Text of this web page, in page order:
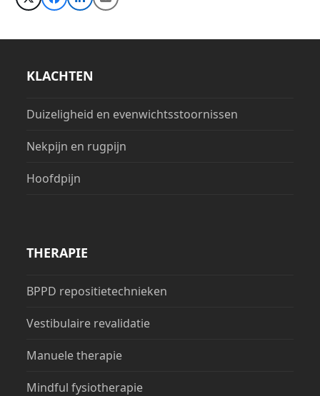
KLACHTEN
Duizeligheid en evenwichtsstoornissen
Nekpijn en rugpijn
Hoofdpijn
THERAPIE
BPPD repositietechnieken
Vestibulaire revalidatie
Manuele therapie
Mindful fysiotherapie